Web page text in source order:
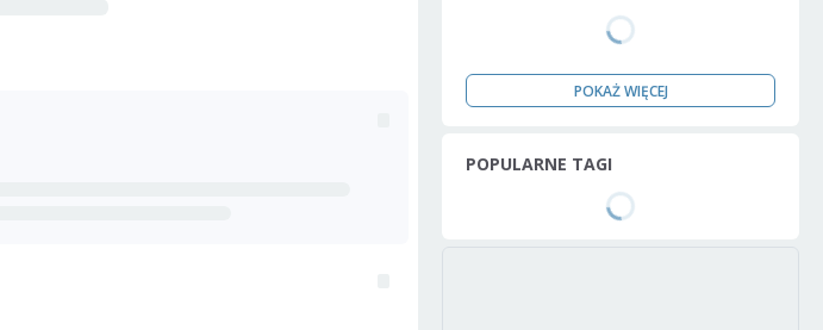
POKAŻ WIĘCEJ
POPULARNE TAGI